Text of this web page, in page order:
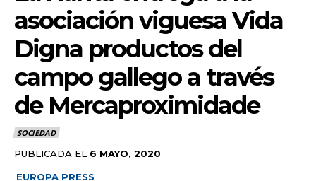
asociación viguesa Vida
Digna productos del
campo gallego a través
de Mercaproximidade
SOCIEDAD
PUBLICADA EL 6 MAYO, 2020
EUROPA PRESS